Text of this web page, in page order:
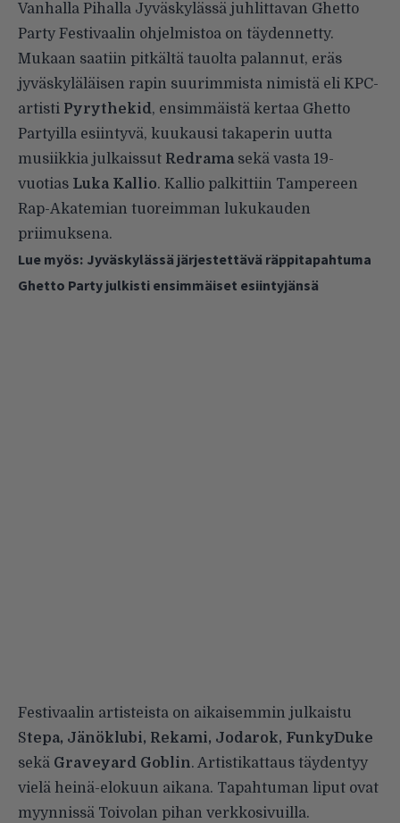
Vanhalla Pihalla Jyväskylässä juhlittavan Ghetto
Party Festivaalin ohjelmistoa on täydennetty.
Mukaan saatiin pitkältä tauolta palannut, eräs
jyväskyläläisen rapin suurimmista nimistä eli KPC-
artisti Pyrythekid, ensimmäistä kertaa Ghetto
Partyilla esiintyvä, kuukausi takaperin uutta
musiikkia julkaissut Redramasekä vasta 19-
vuotias Luka Kallio. Kallio palkittiin Tampereen
Rap-Akatemian tuoreimman lukukauden
priimuksena.
Lue myös: Jyväskylässä järjestettävä räppitapahtuma
Ghetto Party julkisti ensimmäiset esiintyjänsä
Festivaalin artisteista on aikaisemmin julkaistu
Stepa, Jänöklubi, Rekami, Jodarok, FunkyDuke
sekä Graveyard Goblin. Artistikattaus täydentyy
vielä heinä-elokuun aikana. Tapahtuman liput ovat
myynnissä Toivolan pihan verkkosivuilla.